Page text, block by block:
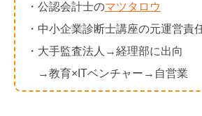
・公認会計士のマツタロウ
・中小企業診断士講座の元運営責
・大手監査法人→経理部に出向
→教育×ITベンチャー→自営業